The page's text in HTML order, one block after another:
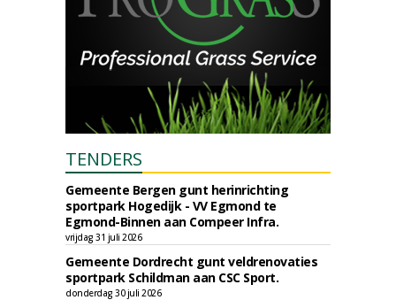
TENDERS
Gemeente Bergen gunt herinrichting
sportpark Hogedijk - VV Egmond te
Egmond-Binnen aan Compeer Infra.
vrijdag 31 juli 2026
Gemeente Dordrecht gunt veldrenovaties
sportpark Schildman aan CSC Sport.
donderdag 30 juli 2026